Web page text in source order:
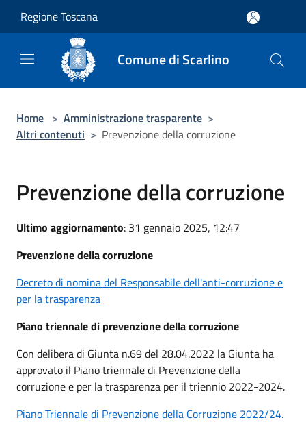
Regione Toscana
Comune di Scarlino
Home > Amministrazione trasparente >
Altri contenuti > Prevenzione della corruzione
Prevenzione della corruzione
Ultimo aggiornamento: 31 gennaio 2025, 12:47
Prevenzione della corruzione
Decreto di nomina del Responsabile dell'anti-corruzione e
per la trasparenza
Piano triennale di prevenzione della corruzione
Con delibera di Giunta n.69 del 28.04.2022 la Giunta ha
approvato il Piano triennale di Prevenzione della
corruzione e per la trasparenza per il triennio 2022-2024.
Piano Triennale di Prevenzione della Corruzione 2022/24.